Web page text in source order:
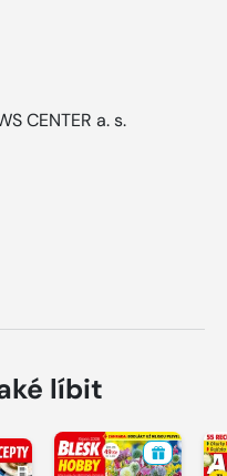
CENTER a. s.
líbit